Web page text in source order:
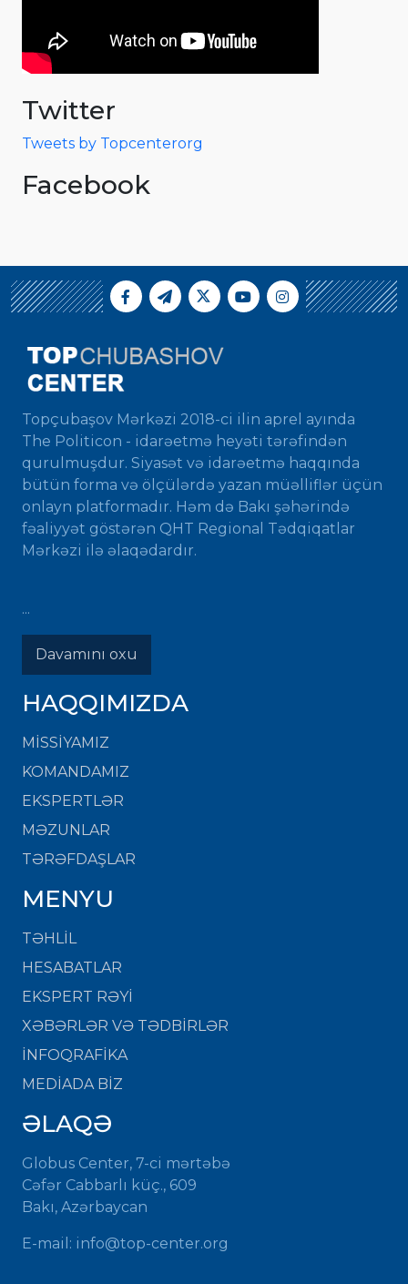
Twitter
Tweets by Topcenterorg
Facebook
Topçubaşov Mərkəzi 2018-ci ilin aprel ayında
The Politicon - idarəetmə heyəti tərəfindən
qurulmuşdur. Siyasət və idarəetmə haqqında
bütün forma və ölçülərdə yazan müəlliflər üçün
onlayn platformadır. Həm də Bakı şəhərində
fəaliyyət göstərən QHT Regional Tədqiqatlar
Mərkəzi ilə əlaqədardır.
...
Davamını oxu
HAQQIMIZDA
MISSIYAMIZ
KOMANDAMIZ
EKSPERTLƏR
MƏZUNLAR
TƏRƏFDAŞLAR
MENYU
TƏHLİL
HESABATLAR
EKSPERT RƏYİ
XƏBƏRLƏR VƏ TƏDBİRLƏR
İNFOQRAFİKA
MEDİADA BİZ
ƏLAQƏ
Globus Center, 7-ci mərtəbə
Cəfər Cabbarlı küç., 609
Bakı, Azərbaycan
E-mail: info@top-center.org